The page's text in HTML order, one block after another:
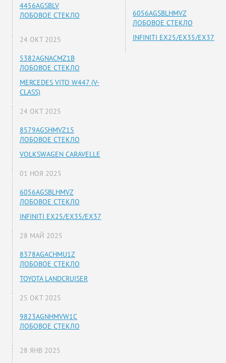
4456AGSBLV
ЛОБОВОЕ СТЕКЛО
24 ОКТ 2025
5382AGNACMZ1B
ЛОБОВОЕ СТЕКЛО
MERCEDES VITO W447 (V-
CLASS)
24 ОКТ 2025
8579AGSHMVZ15
ЛОБОВОЕ СТЕКЛО
VOLKSWAGEN CARAVELLE
01 НОЯ 2025
6056AGSBLHMVZ
ЛОБОВОЕ СТЕКЛО
INFINITI EX25/EX35/EX37
28 МАЙ 2025
8378AGACHMU1Z
ЛОБОВОЕ СТЕКЛО
TOYOTA LANDCRUISER
25 ОКТ 2025
9823AGNHMVW1C
ЛОБОВОЕ СТЕКЛО
28 ЯНВ 2025
6056AGSBLHMVZ
ЛОБОВОЕ СТЕКЛО
INFINITI EX25/EX35/EX37